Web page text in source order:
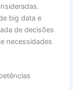
big data e
de decisões
necessidades